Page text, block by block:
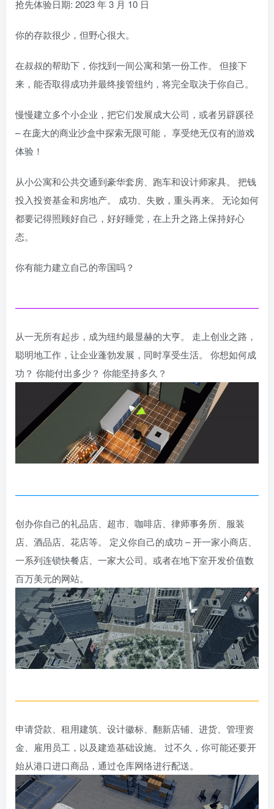
抢先体验日期: 2023 年 3 月 10 日
你的存款很少，但野心很大。
在叔叔的帮助下，你找到一间公寓和第一份工作。 但接下
来，能否取得成功并最终接管纽约，将完全取决于你自己。
慢慢建立多个小企业，把它们发展成大公司，或者另辟蹊径
– 在庞大的商业沙盒中探索无限可能， 享受绝无仅有的游戏
体验！
从小公寓和公共交通到豪华套房、跑车和设计师家具。 把钱
投入投资基金和房地产。 成功、失败，重头再来。 无论如何
都要记得照顾好自己，好好睡觉，在上升之路上保持好心
态。
你有能力建立自己的帝国吗？
从一无所有起步，成为纽约最显赫的大亨。 走上创业之路，
聪明地工作，让企业蓬勃发展，同时享受生活。 你想如何成
功？ 你能付出多少？ 你能坚持多久？
创办你自己的礼品店、超市、咖啡店、律师事务所、服装
店、酒品店、花店等。 定义你自己的成功 – 开一家小商店、
一系列连锁快餐店、一家大公司。或者在地下室开发价值数
百万美元的网站。
申请贷款、租用建筑、设计徽标、翻新店铺、进货、管理资
金、雇用员工，以及建造基础设施。 过不久，你可能还要开
始从港口进口商品，通过仓库网络进行配送。